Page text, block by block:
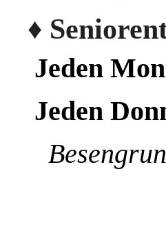
♦
Jeden
Jeden